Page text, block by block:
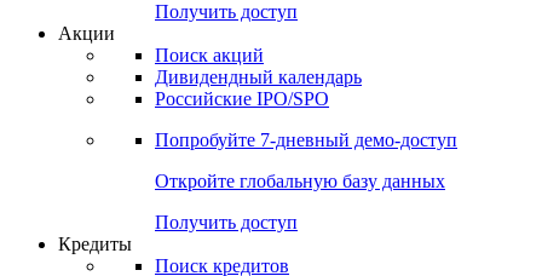
Получить доступ
Акции
Поиск акций
Дивидендный календарь
Российские IPO/SPO
Попробуйте 7-дневный демо-доступ
Откройте глобальную базу данных
Получить доступ
Кредиты
Поиск кредитов